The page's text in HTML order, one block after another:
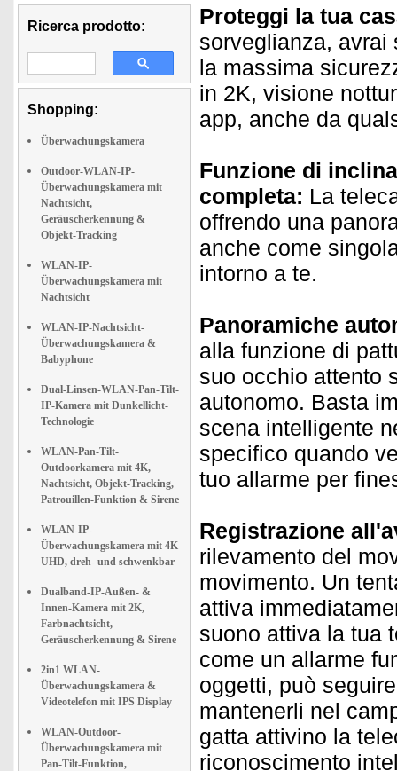
Ricerca prodotto:
Shopping:
Überwachungskamera
Outdoor-WLAN-IP-
Überwachungskamera mit
Nachtsicht,
Geräuscherkennung &
Objekt-Tracking
WLAN-IP-
Überwachungskamera mit
Nachtsicht
WLAN-IP-Nachtsicht-
Überwachungskamera &
Babyphone
Dual-Linsen-WLAN-Pan-Tilt-
IP-Kamera mit Dunkellicht-
Technologie
WLAN-Pan-Tilt-
Outdoorkamera mit 4K,
Nachtsicht, Objekt-Tracking,
Patrouillen-Funktion & Sirene
WLAN-IP-
Überwachungskamera mit 4K
UHD, dreh- und schwenkbar
Dualband-IP-Außen- &
Innen-Kamera mit 2K,
Farbnachtsicht,
Geräuscherkennung & Sirene
2in1 WLAN-
Überwachungskamera &
Videotelefon mit IPS Display
WLAN-Outdoor-
Überwachungskamera mit
Pan-Tilt-Funktion,
Proteggi la tua
sorveglianza, avrai
la massima
in 2K, visione
app, anche da
Funzione di
completa: La
offrendo una
anche come
intorno a te.
Panoramiche
alla funzione di
suo occhio attento
autonomo. Basta
scena intelligente
specifico quando
tuo allarme per
Registrazione
rilevamento del
movimento. Un
attiva
suono attiva la tua
come un allarme
oggetti, può
mantenerli nel
gatta attivino la
riconoscimento